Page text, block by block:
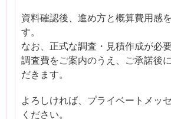
資料確認後、進め方と概算費用感
す。
なお、正式な調査・見積作成が必
調査費をご案内のうえ、ご承諾後
だきます。
よろしければ、プライベートメッ
ください。